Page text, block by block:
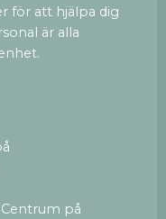
för att hjälpa dig
är alla
på